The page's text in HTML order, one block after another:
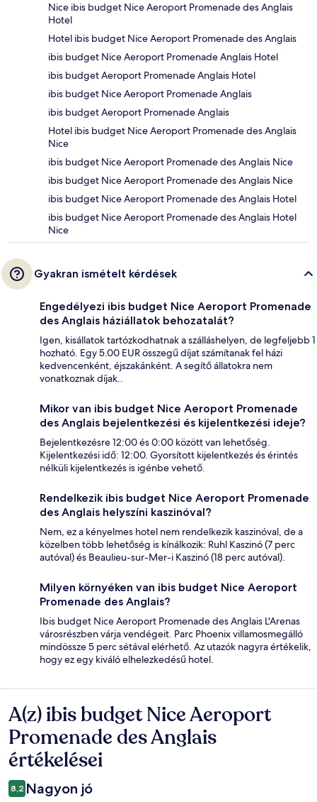
Nice ibis budget Nice Aeroport Promenade des Anglais
Hotel
Hotel ibis budget Nice Aeroport Promenade des Anglais
ibis budget Nice Aeroport Promenade Anglais Hotel
ibis budget Aeroport Promenade Anglais Hotel
ibis budget Nice Aeroport Promenade Anglais
ibis budget Aeroport Promenade Anglais
Hotel ibis budget Nice Aeroport Promenade des Anglais
Nice
ibis budget Nice Aeroport Promenade des Anglais Nice
ibis budget Nice Aeroport Promenade des Anglais Nice
ibis budget Nice Aeroport Promenade des Anglais Hotel
ibis budget Nice Aeroport Promenade des Anglais Hotel
Nice
Gyakran ismételt kérdések
Engedélyezi ibis budget Nice Aeroport Promenade
des Anglais háziállatok behozatalát?
Igen, kisállatok tartózkodhatnak a szálláshelyen, de legfeljebb 1
hozható. Egy 5.00 EUR összegű díjat számítanak fel házi
kedvencenként, éjszakánként. A segítő állatokra nem
vonatkoznak díjak..
Mikor van ibis budget Nice Aeroport Promenade
des Anglais bejelentkezési és kijelentkezési ideje?
Bejelentkezésre 12:00 és 0:00 között van lehetőség.
Kijelentkezési idő: 12:00. Gyorsított kijelentkezés és érintés
nélküli kijelentkezés is igénbe vehető.
Rendelkezik ibis budget Nice Aeroport Promenade
des Anglais helyszíni kaszinóval?
Nem, ez a kényelmes hotel nem rendelkezik kaszinóval, de a
közelben több lehetőség is kínálkozik: Ruhl Kaszinó (7 perc
autóval) és Beaulieu-sur-Mer-i Kaszinó (18 perc autóval).
Milyen környéken van ibis budget Nice Aeroport
Promenade des Anglais?
Ibis budget Nice Aeroport Promenade des Anglais L'Arenas
városrészben várja vendégeit. Parc Phoenix villamosmegálló
mindössze 5 perc sétával elérhető. Az utazók nagyra értékelik,
hogy ez egy kiváló elhelezkedésű hotel.
Értékelések
A(z) ibis budget Nice Aeroport
Promenade des Anglais
értékelései
8,2 Nagyon jó